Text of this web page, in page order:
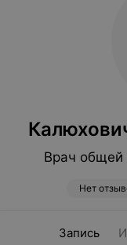
Врач общей
Нет
Запись